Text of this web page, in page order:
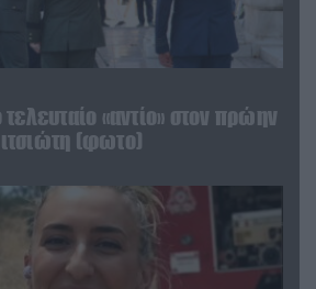
«αντίο» στον πρώην
(φωτο)